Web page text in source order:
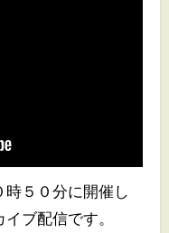
ブ配信です。